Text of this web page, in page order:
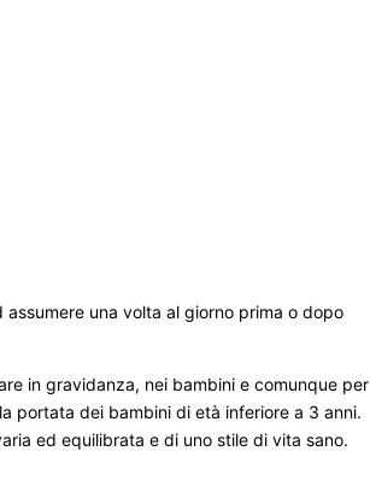
una volta al giorno prima o dopo
in gravidanza, nei bambini e comunque per
portata dei bambini di età inferiore a 3 anni.
ed equilibrata e di uno stile di vita sano.